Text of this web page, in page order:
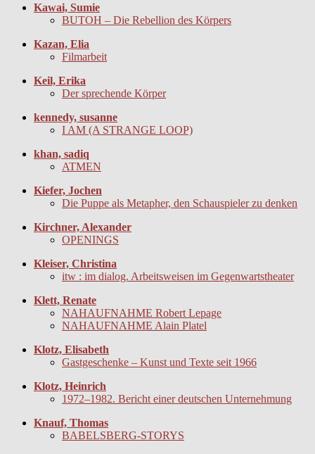
Kawai, Sumie
BUTOH – Die Rebellion des Körpers
Kazan, Elia
Filmarbeit
Keil, Erika
Der sprechende Körper
kennedy, susanne
I AM (A STRANGE LOOP)
khan, sadiq
ATMEN
Kiefer, Jochen
Die Puppe als Metapher, den Schauspieler zu denken
Kirchner, Alexander
OPENINGS
Kleiser, Christina
itw : im dialog. Arbeitsweisen im Gegenwartstheater
Klett, Renate
NAHAUFNAHME Robert Lepage
NAHAUFNAHME Alain Platel
Klotz, Elisabeth
Gastgeschenke – Kunst und Texte seit 1966
Klotz, Heinrich
1972–1982. Bericht einer deutschen Unternehmung
Knauf, Thomas
BABELSBERG-STORYS